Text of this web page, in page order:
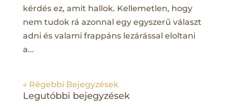
kérdés ez, amit hallok. Kellemetlen, hogy
nem tudok rá azonnal egy egyszerű választ
adni és valami frappáns lezárással eloltani
a...
« Régebbi Bejegyzések
Legutóbbi bejegyzések